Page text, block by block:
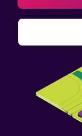
Ortak alanlarda